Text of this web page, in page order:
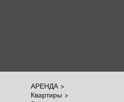
АРЕНДА >
Квартиры >